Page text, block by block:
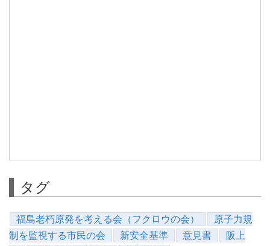
タグ
福島老朽原発を考える会（フクロウの会）
原子力規
制を監視する市民の会
新安全基準 意見書
阪上